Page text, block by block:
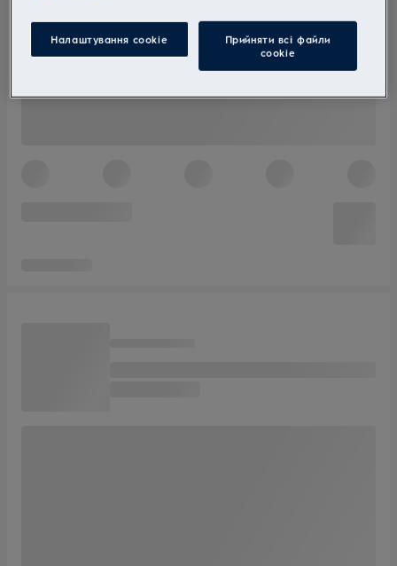
Налаштування cookie
Прийняти всі файли
сookie